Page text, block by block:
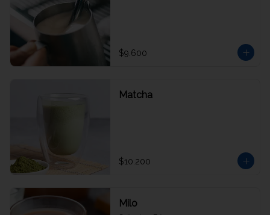
$9.600
Matcha
$10.200
Milo